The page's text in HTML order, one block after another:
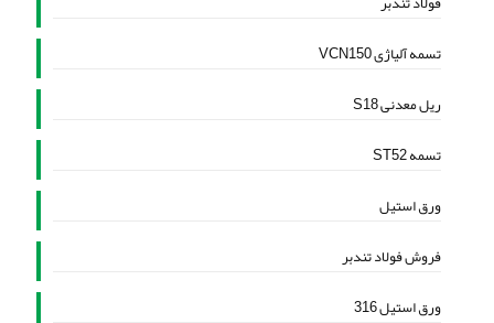
تسمه آلیاژی VCN150
ریل معدنی S18
تسمه ST52
ورق استیل
فروش فولاد تندبر
ورق استیل 316